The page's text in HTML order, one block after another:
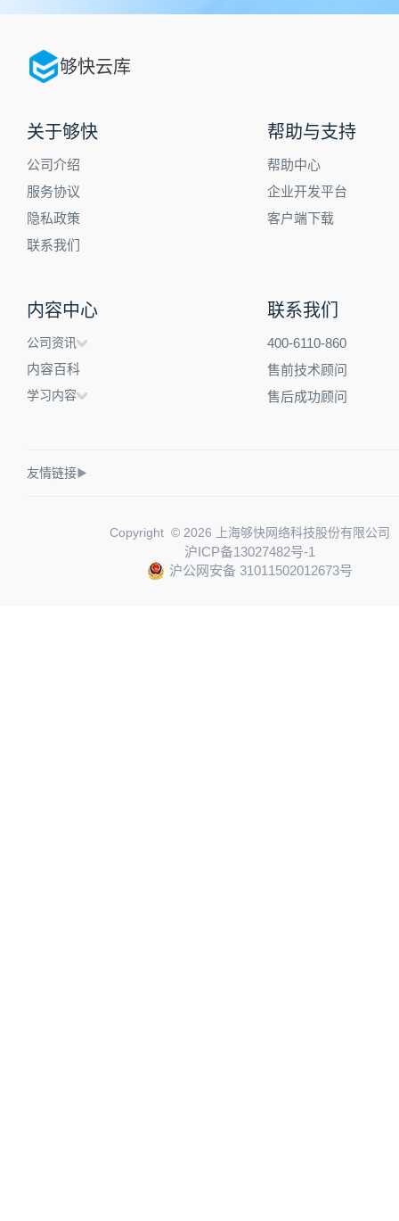
够快云库
关于够快
公司介绍
服务协议
隐私政策
联系我们
帮助与支持
帮助中心
企业开发平台
客户端下载
内容中心
公司资讯
内容百科
学习内容
联系我们
400-6110-860
售前技术顾问
售后成功顾问
友情链接 ▶
Copyright © 2026 上海够快网络科技股份有限公司
沪ICP备13027482号-1
沪公网安备 31011502012673号